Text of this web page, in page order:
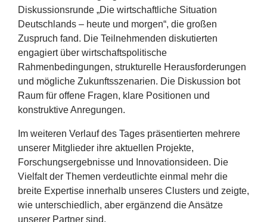
Diskussionsrunde „Die wirtschaftliche Situation
Deutschlands – heute und morgen“, die großen
Zuspruch fand. Die Teilnehmenden diskutierten
engagiert über wirtschaftspolitische
Rahmenbedingungen, strukturelle Herausforderungen
und mögliche Zukunftsszenarien. Die Diskussion bot
Raum für offene Fragen, klare Positionen und
konstruktive Anregungen.
Im weiteren Verlauf des Tages präsentierten mehrere
unserer Mitglieder ihre aktuellen Projekte,
Forschungsergebnisse und Innovationsideen. Die
Vielfalt der Themen verdeutlichte einmal mehr die
breite Expertise innerhalb unseres Clusters und zeigte,
wie unterschiedlich, aber ergänzend die Ansätze
unserer Partner sind.